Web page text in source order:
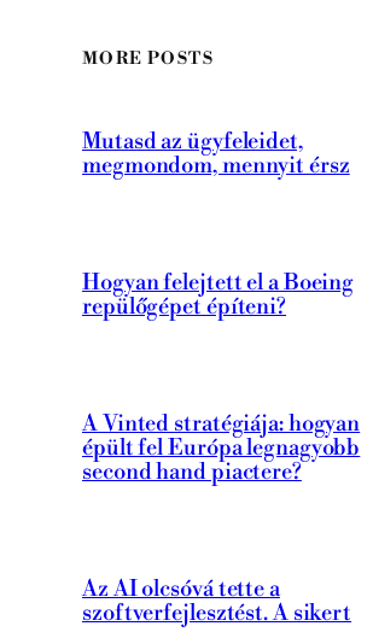
MORE POSTS
Mutasd az ügyfeleidet,
megmondom, mennyit érsz
Hogyan felejtett el a Boeing
repülőgépet építeni?
A Vinted stratégiája: hogyan
épült fel Európa legnagyobb
second hand piactere?
Az AI olcsóvá tette a
szoftverfejlesztést. A sikert